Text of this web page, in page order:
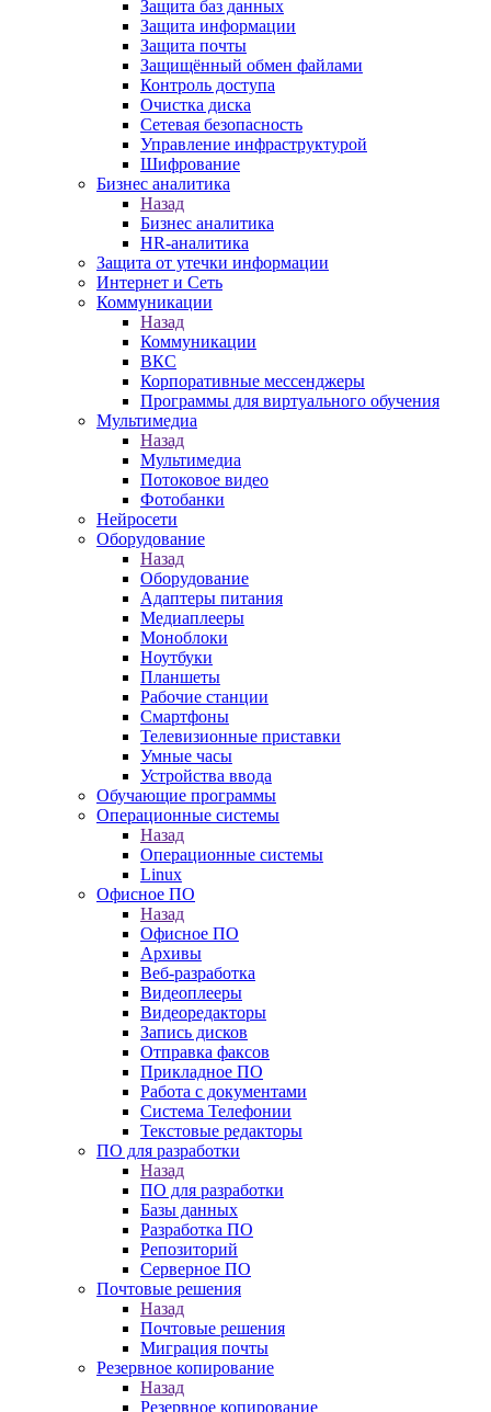
Защита баз данных
Защита информации
Защита почты
Защищённый обмен файлами
Контроль доступа
Очистка диска
Сетевая безопасность
Управление инфраструктурой
Шифрование
Бизнес аналитика
Назад
Бизнес аналитика
HR-аналитика
Защита от утечки информации
Интернет и Сеть
Коммуникации
Назад
Коммуникации
ВКС
Корпоративные мессенджеры
Программы для виртуального обучения
Мультимедиа
Назад
Мультимедиа
Потоковое видео
Фотобанки
Нейросети
Оборудование
Назад
Оборудование
Адаптеры питания
Медиаплееры
Моноблоки
Ноутбуки
Планшеты
Рабочие станции
Смартфоны
Телевизионные приставки
Умные часы
Устройства ввода
Обучающие программы
Операционные системы
Назад
Операционные системы
Linux
Офисное ПО
Назад
Офисное ПО
Архивы
Веб-разработка
Видеоплееры
Видеоредакторы
Запись дисков
Отправка факсов
Прикладное ПО
Работа с документами
Система Телефонии
Текстовые редакторы
ПО для разработки
Назад
ПО для разработки
Базы данных
Разработка ПО
Репозиторий
Серверное ПО
Почтовые решения
Назад
Почтовые решения
Миграция почты
Резервное копирование
Назад
Резервное копирование